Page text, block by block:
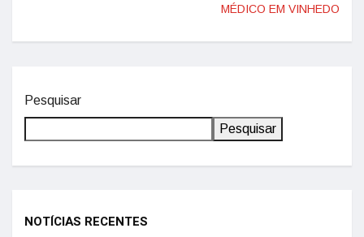
MÉDICO EM VINHEDO
Pesquisar
Pesquisar
NOTÍCIAS RECENTES